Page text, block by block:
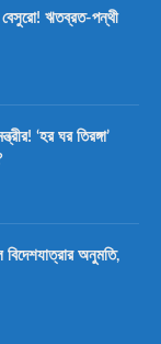
বেসুরো! ঋতব্রত-পন্থী
‘হর ঘর তিরঙ্গা’
বিদেশযাত্রার অনুমতি,